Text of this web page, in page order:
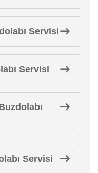
Servisi
Servisi
Servisi